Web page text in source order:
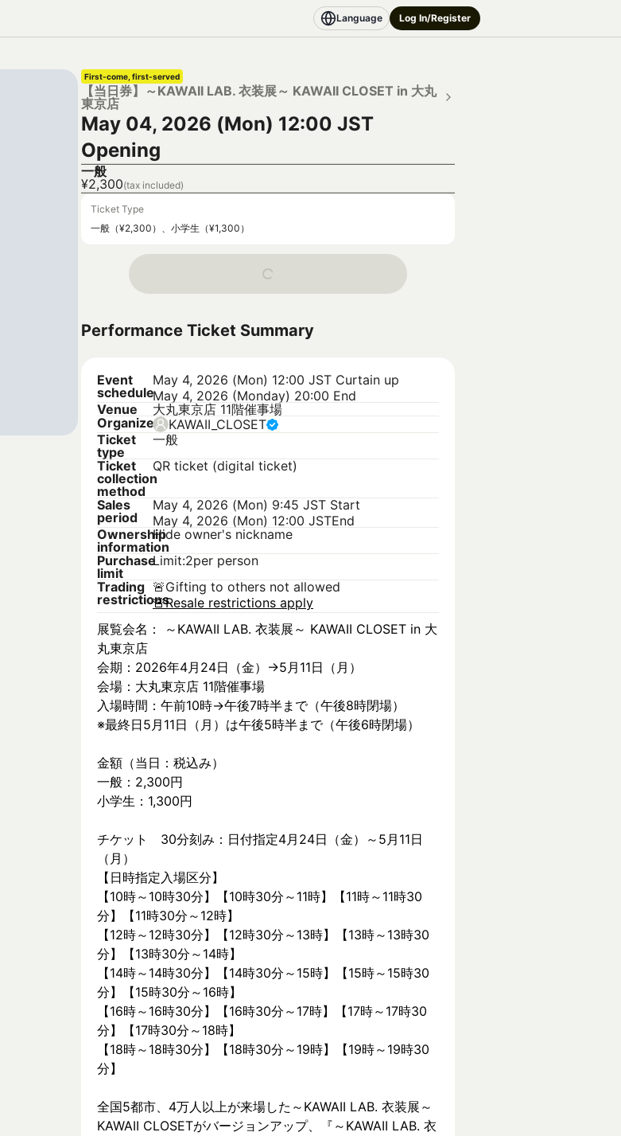
Language Log In/Register
First-come, first-served
【当日券】～KAWAII LAB. 衣装展～ KAWAII CLOSET in 大丸
東京店
May 04, 2026 (Mon) 12:00 JST
Opening
一般
¥2,300(tax included)
Ticket Type
一般（¥2,300）、小学生（¥1,300）
Performance Ticket Summary
Event
schedule
May 4, 2026 (Mon) 12:00 JST Curtain up
May 4, 2026 (Monday) 20:00 End
Venue
大丸東京店 11階催事場
Organizer KAWAII_CLOSET
Ticket
type
一般
Ticket
collection
method
QR ticket (digital ticket)
Sales
period
May 4, 2026 (Mon) 9:45 JST Start
May 4, 2026 (Mon) 12:00 JSTEnd
Ownership
information
Hide owner's nickname
Purchase
limit
Limit:2per person
Trading
restrictions
🚨Gifting to others not allowed
🚨Resale restrictions apply
展覧会名： ～KAWAII LAB. 衣装展～ KAWAII CLOSET in 大
丸東京店
会期：2026年4月24日（金）→5月11日（月）
会場：大丸東京店 11階催事場
入場時間：午前10時→午後7時半まで（午後8時閉場）
※最終日5月11日（月）は午後5時半まで（午後6時閉場）
金額（当日：税込み）
一般：2,300円
小学生：1,300円
チケット　30分刻み：日付指定4月24日（金）～5月11日
（月）
【日時指定入場区分】
【10時～10時30分】【10時30分～11時】【11時～11時30
分】【11時30分～12時】
【12時～12時30分】【12時30分～13時】【13時～13時30
分】【13時30分～14時】
【14時～14時30分】【14時30分～15時】【15時～15時30
分】【15時30分～16時】
【16時～16時30分】【16時30分～17時】【17時～17時30
分】【17時30分～18時】
【18時～18時30分】【18時30分～19時】【19時～19時30
分】
全国5都市、4万⼈以上が来場した～KAWAII LAB. 衣装展～
KAWAII CLOSETがバージョンアップ、『～KAWAII LAB. 衣